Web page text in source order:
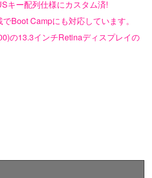
キー配列仕様にカスタム済!
Boot Campにも対応しています。
の13.3インチRetinaディスプレイの